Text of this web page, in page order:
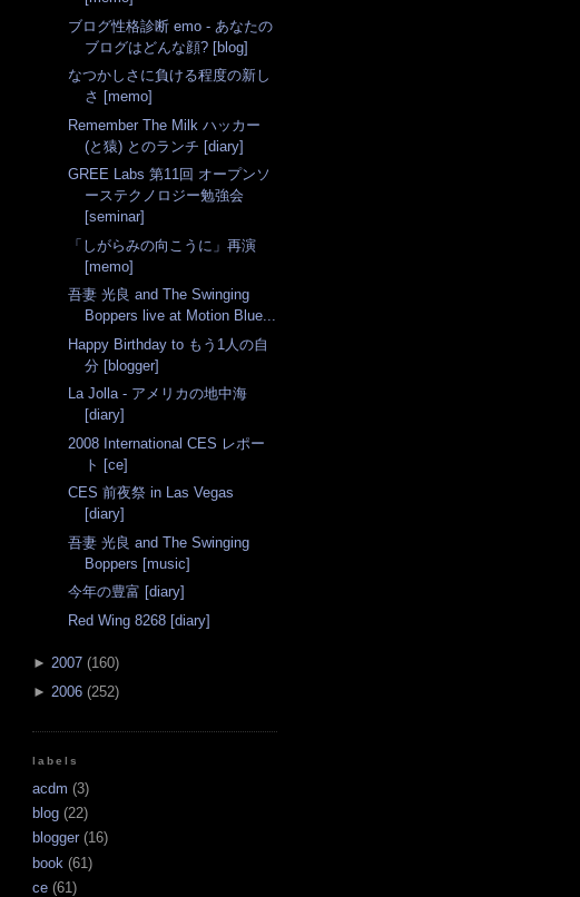
ブログ性格診断 emo - あなたの
ブログはどんな顔? [blog]
なつかしさに負ける程度の新し
さ [memo]
Remember The Milk ハッカー
(と猿) とのランチ [diary]
GREE Labs 第11回 オープンソ
ーステクノロジー勉強会
[seminar]
「しがらみの向こうに」再演
[memo]
吾妻 光良 and The Swinging
Boppers live at Motion Blue...
Happy Birthday to もう1人の自
分 [blogger]
La Jolla - アメリカの地中海
[diary]
2008 International CES レポー
ト [ce]
CES 前夜祭 in Las Vegas
[diary]
吾妻 光良 and The Swinging
Boppers [music]
今年の豊富 [diary]
Red Wing 8268 [diary]
► 2007 (160)
► 2006 (252)
labels
acdm (3)
blog (22)
blogger (16)
book (61)
ce (61)